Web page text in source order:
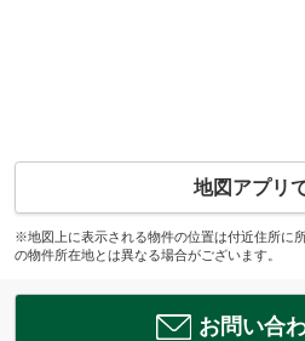
地図アプリ
※地図上に表示される物件の位置は付近住所に
の物件所在地とは異なる場合がございます。
お問い合